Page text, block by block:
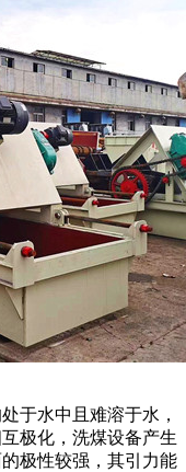
于水中且难溶于水，
极化，洗煤设备产生
极性较强，其引力能